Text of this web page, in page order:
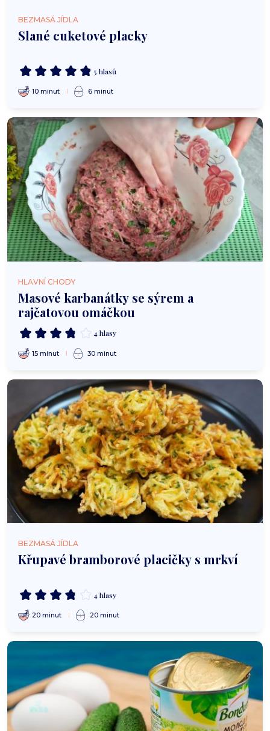
BEZMASÁ JÍDLA
Slané cuketové placky
5 hlasů
10 minut 6 minut
HLAVNÍ CHODY
Masové karbanátky se sýrem a
rajčatovou omáčkou
4 hlasy
15 minut 30 minut
BEZMASÁ JÍDLA
Křupavé bramborové placičky s mrkví
4 hlasy
20 minut 20 minut